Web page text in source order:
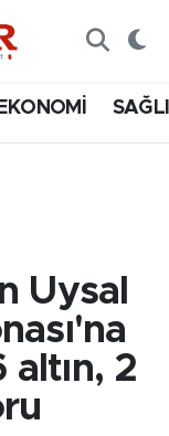
EKONOMİ
Uysal
2